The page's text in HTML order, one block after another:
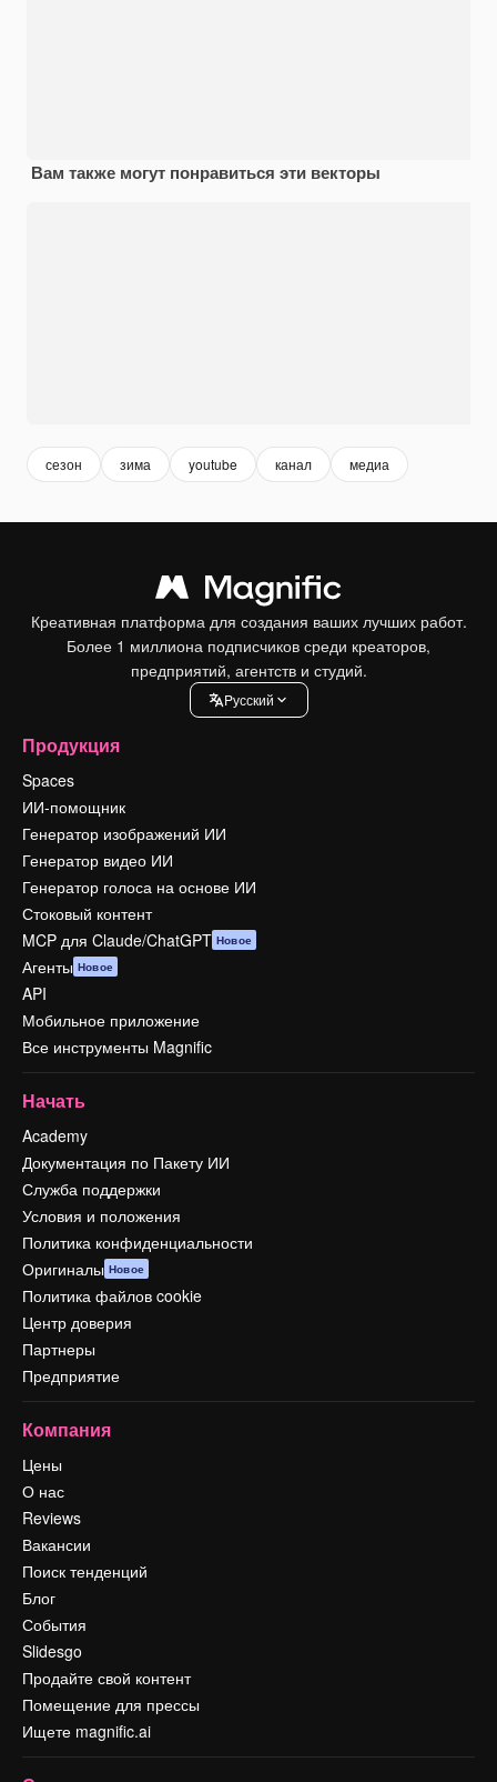
Вам также могут понравиться эти векторы
сезон зима youtube канал медиа
Креативная платформа для создания ваших лучших работ.
Более 1 миллиона подписчиков среди креаторов,
предприятий, агентств и студий.
Pусский
Продукция
Spaces
ИИ-помощник
Генератор изображений ИИ
Генератор видео ИИ
Генератор голоса на основе ИИ
Стоковый контент
MCP для Claude/ChatGPT Новое
Агенты Новое
API
Мобильное приложение
Все инструменты Magnific
Начать
Academy
Документация по Пакету ИИ
Служба поддержки
Условия и положения
Политика конфиденциальности
Оригиналы Новое
Политика файлов cookie
Центр доверия
Партнеры
Предприятие
Компания
Цены
О нас
Reviews
Вакансии
Поиск тенденций
Блог
События
Slidesgo
Продайте свой контент
Помещение для прессы
Ищете magnific.ai